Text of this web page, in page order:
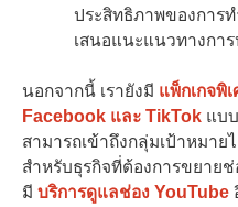
ประสิทธิภาพของการ
เสนอแนะแนวทางการ
นอกจากนี้ เรายังมี แพ็กเกจพิ
Facebook และ TikTok แบ
สามารถเข้าถึงกลุ่มเป้าหมา
สำหรับธุรกิจที่ต้องการขยาย
มี บริการดูแลช่อง YouTube